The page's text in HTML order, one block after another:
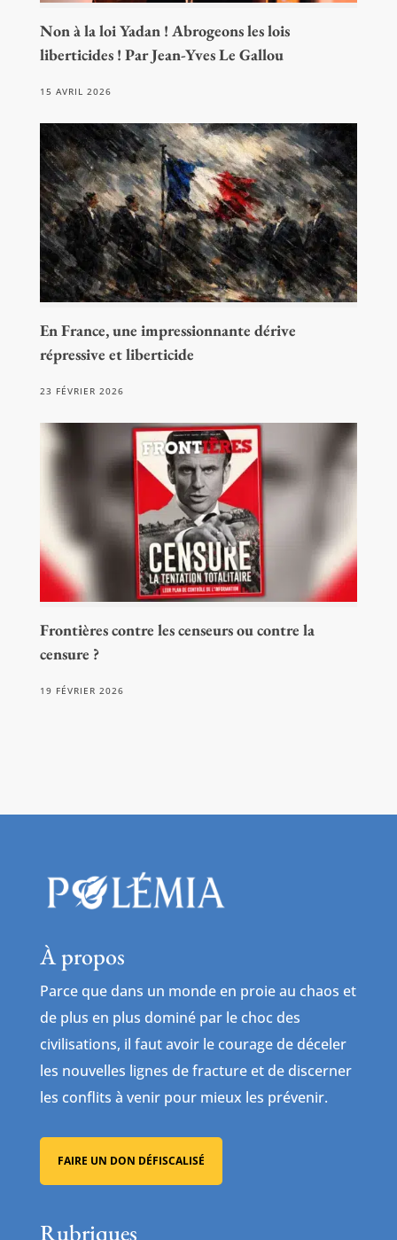
Non à la loi Yadan ! Abrogeons les lois
liberticides ! Par Jean-Yves Le Gallou
15 AVRIL 2026
En France, une impressionnante dérive
répressive et liberticide
23 FÉVRIER 2026
Frontières contre les censeurs ou contre la
censure ?
19 FÉVRIER 2026
À propos
Parce que dans un monde en proie au chaos et
de plus en plus dominé par le choc des
civilisations, il faut avoir le courage de déceler
les nouvelles lignes de fracture et de discerner
les conflits à venir pour mieux les prévenir.
FAIRE UN DON DÉFISCALISÉ
Rubriques